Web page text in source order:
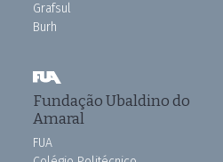
Grafsul
Burh
Fundação Ubaldino do
Amaral
FUA